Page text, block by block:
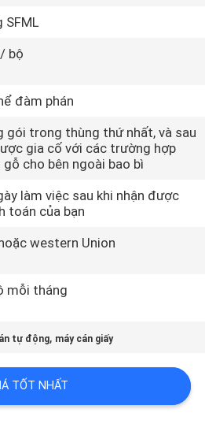
SFML
bộ
đàm phán
gói trong thùng thứ nhất, và sau
gia cố với các trường hợp
gỗ cho bên ngoài bao bì
làm việc sau khi nhận được
toán của bạn
western Union
mỗi tháng
tự động, máy cán giấy
TỐT NHẤT